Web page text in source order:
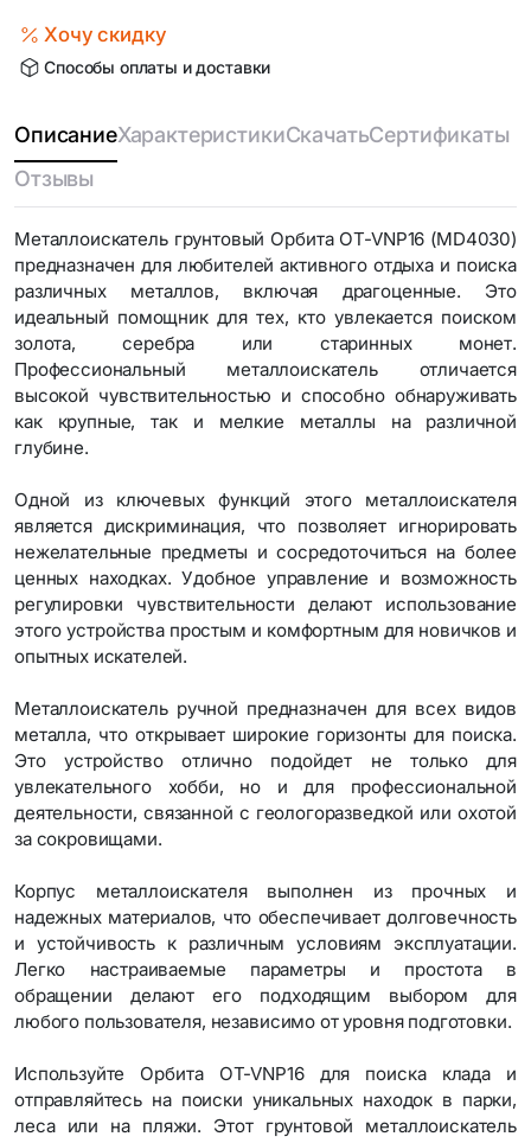
Хочу скидку
Способы оплаты и доставки
ОписаниеХарактеристикиСкачатьСертификаты
Отзывы
Металлоискатель грунтовый Орбита OT-VNP16 (MD4030)
предназначен для любителей активного отдыха и поиска
различных металлов, включая драгоценные. Это
идеальный помощник для тех, кто увлекается поиском
золота, серебра или старинных монет.
Профессиональный металлоискатель отличается
высокой чувствительностью и способно обнаруживать
как крупные, так и мелкие металлы на различной
глубине.
Одной из ключевых функций этого металлоискателя
является дискриминация, что позволяет игнорировать
нежелательные предметы и сосредоточиться на более
ценных находках. Удобное управление и возможность
регулировки чувствительности делают использование
этого устройства простым и комфортным для новичков и
опытных искателей.
Металлоискатель ручной предназначен для всех видов
металла, что открывает широкие горизонты для поиска.
Это устройство отлично подойдет не только для
увлекательного хобби, но и для профессиональной
деятельности, связанной с геологоразведкой или охотой
за сокровищами.
Корпус металлоискателя выполнен из прочных и
надежных материалов, что обеспечивает долговечность
и устойчивость к различным условиям эксплуатации.
Легко настраиваемые параметры и простота в
обращении делают его подходящим выбором для
любого пользователя, независимо от уровня подготовки.
Используйте Орбита OT-VNP16 для поиска клада и
отправляйтесь на поиски уникальных находок в парки,
леса или на пляжи. Этот грунтовой металлоискатель